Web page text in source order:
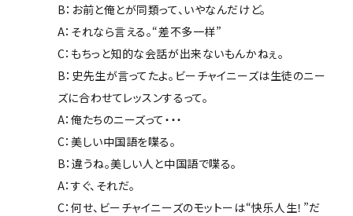
B：お前と俺とが同類って、いやなんだけど。
A：それなら言える。“差不多一样”
C：もちっと知的な会話が出来ないもんかねぇ。
B：史先生が言ってたよ。ビーチャイニーズは生徒のニー
ズに合わせてレッスンするって。
A：俺たちのニーズって・・・
C：美しい中国語を喋る。
B：違うね。美しい人と中国語で喋る。
A：すぐ、それだ。
C：何せ、ビーチャイニーズのモットーは“快乐人生！”だ